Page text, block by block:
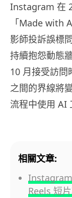
Instagram 在
「Made with
影師投訴誤標
持續抱怨動態
10 月接受訪
之間的界線將
流程中使用 AI
相關文章:
Reels 短